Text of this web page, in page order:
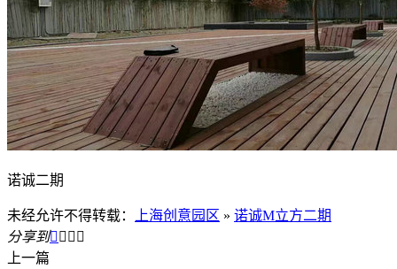
诺诚二期
未经允许不得转载： 上海创意园区 » 诺诚M立方二期
分享到   
上一篇